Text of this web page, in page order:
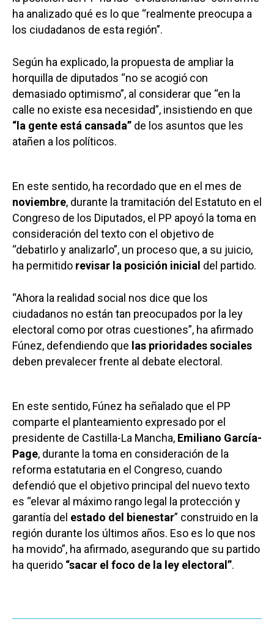
ha analizado qué es lo que “realmente preocupa a
los ciudadanos de esta región”.
Según ha explicado, la propuesta de ampliar la
horquilla de diputados “no se acogió con
demasiado optimismo”, al considerar que “en la
calle no existe esa necesidad”, insistiendo en que
“la gente está cansada” de los asuntos que les
atañen a los políticos.
En este sentido, ha recordado que en el mes de
noviembre, durante la tramitación del Estatuto en el
Congreso de los Diputados, el PP apoyó la toma en
consideración del texto con el objetivo de
“debatirlo y analizarlo”, un proceso que, a su juicio,
ha permitido revisar la posición inicial del partido.
“Ahora la realidad social nos dice que los
ciudadanos no están tan preocupados por la ley
electoral como por otras cuestiones”, ha afirmado
Fúnez, defendiendo que las prioridades sociales
deben prevalecer frente al debate electoral.
En este sentido, Fúnez ha señalado que el PP
comparte el planteamiento expresado por el
presidente de Castilla-La Mancha, Emiliano García-
Page, durante la toma en consideración de la
reforma estatutaria en el Congreso, cuando
defendió que el objetivo principal del nuevo texto
es “elevar al máximo rango legal la protección y
garantía del estado del bienestar” construido en la
región durante los últimos años. Eso es lo que nos
ha movido”, ha afirmado, asegurando que su partido
ha querido “sacar el foco de la ley electoral”.